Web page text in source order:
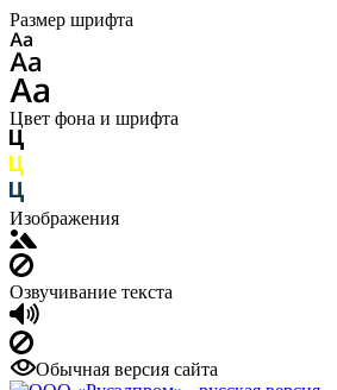
Размер шрифта
Цвет фона и шрифта
Изображения
Озвучивание текста
Обычная версия сайта